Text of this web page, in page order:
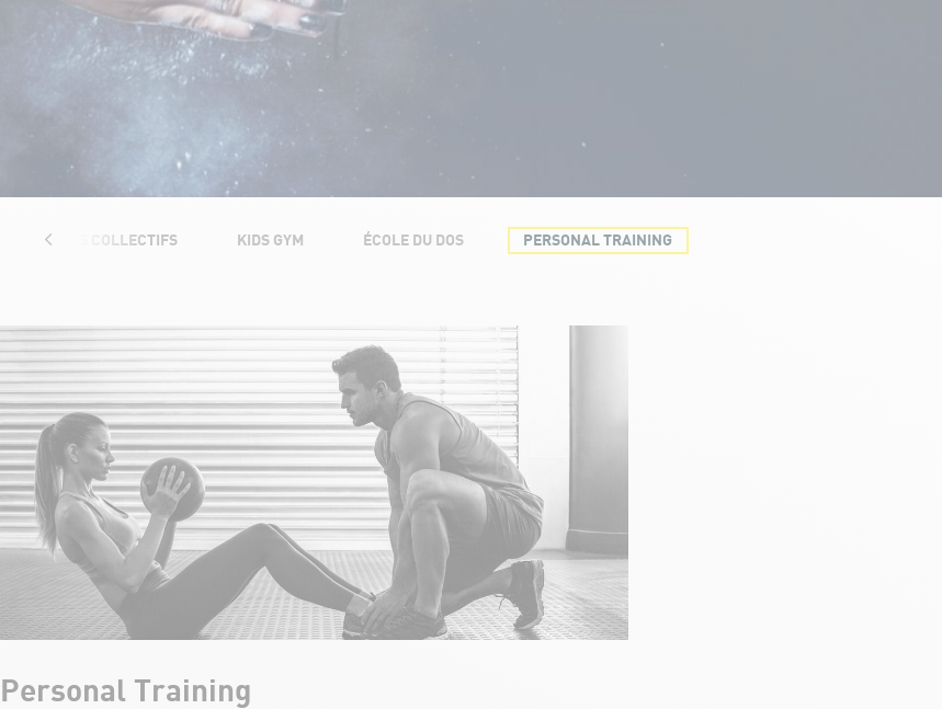
COURS COLLECTIFS KIDS GYM ÉCOLE DU DOS PERSONAL TRAINING
Personal Training